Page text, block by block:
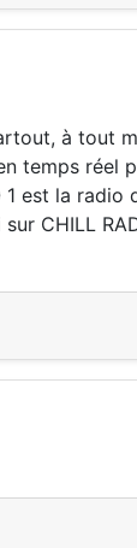
à tout
temps réel
est la radio
CHILL